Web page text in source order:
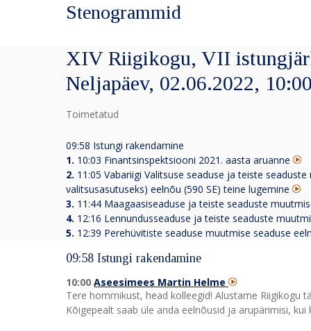
Stenogrammid
XIV Riigikogu, VII
Neljapäev, 02.06.2022,
Toimetatud
09:58 Istungi rakendamine
1. 10:03 Finantsinspektsiooni 2021. aasta aruanne
2. 11:05 Vabariigi Valitsuse seaduse ja teiste
valitsusasutuseks) eelnõu (590 SE) teine lugemine
3. 11:44 Maagaasiseaduse ja teiste seaduste
4. 12:16 Lennundusseaduse ja teiste seaduste
5. 12:39 Perehüvitiste seaduse muutmise seaduse
09:58 Istungi rakendamine
10:00 Aseesimees Martin Helme
Tere hommikust, head kolleegid! Alustame Riigikogu
Kõigepealt saab üle anda eelnõusid ja arupärimisi,